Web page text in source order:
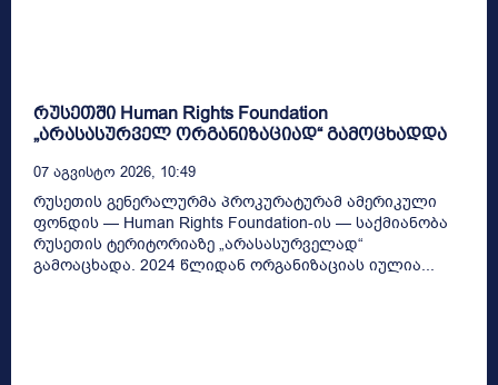
რუსეთში Human Rights Foundation
„არასასურველ ორგანიზაციად“ გამოცხადდა
07 Აგვისტო 2026, 10:49
რუსეთის გენერალურმა პროკურატურამ ამერიკული
ფონდის — Human Rights Foundation-ის — საქმიანობა
რუსეთის ტერიტორიაზე „არასასურველად“
გამოაცხადა. 2024 წლიდან ორგანიზაციას იულია...